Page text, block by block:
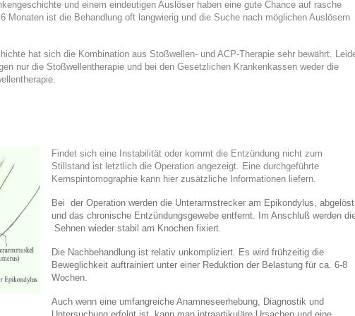
und einem eindeutigen Auslöser haben eine gute Chance auf rasche
Monaten ist die Behandlung oft langwierig und die Suche nach möglichen Auslösern
hat sich die Kombination aus Stoßwellen- und ACP-Therapie sehr bewährt.
nur die Stoßwellentherapie und bei den Gesetzlichen Krankenkassen weder die
Findet sich eine Instabilität oder kommt die Entzündung nicht zum
Stillstand ist letztlich die Operation angezeigt. Eine durchgeführte
Kernspintomographie kann hier zusätzliche Informationen liefern.
Bei der Operation werden die Unterarmstrecker am Epikondylus, abgelöst
und das chronische Entzündungsgewebe entfernt. Im Anschluß werden
Sehnen wieder stabil am Knochen fixiert.
Die Nachbehandlung ist relativ unkompliziert. Es wird frühzeitig die
Beweglichkeit auftrainiert unter einer Reduktion der Belastung für ca. 6-8
Wochen.
Auch wenn eine umfangreiche Anamneseerhebung, Diagnostik und